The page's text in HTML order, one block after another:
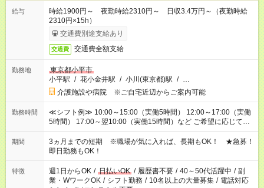
給与
時給1900円～ 夜勤時給2310円～ 日収3.4万円～（夜勤時給
2310円×15h）
交通費別途支給あり
交通費 交通費全額支給
勤務地
東京都小平市
小平駅 / 花小金井駅 / 小川(東京都)駅 / …
介護施設や病院 ※ご自宅近辺からご案内可能
勤務時間
≪シフト例≫ 10:00～15:00（実働5時間） 12:00～17:00（実働
5時間） 17:00～翌10:00（実働15時間）など ご希望に応じて、
働く時間は調整できます！ お気軽に担当へ相談ください！
期間
3ヵ月までの短期 ※職場が気に入れば、長期もOK！ ★急募！
即日勤務もOK！
特徴 週1日からOK / 日払いOK / 履歴書不要 / 40～50代活躍中 / 副
業・WワークOK / シフト勤務 / 10名以上の大量募集 / 電話対応